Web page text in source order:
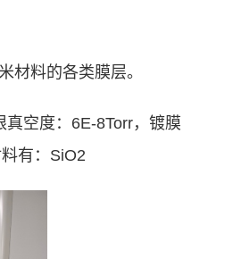
材料的各类膜层。
真空度： 6E-8Torr，镀膜
有： SiO2